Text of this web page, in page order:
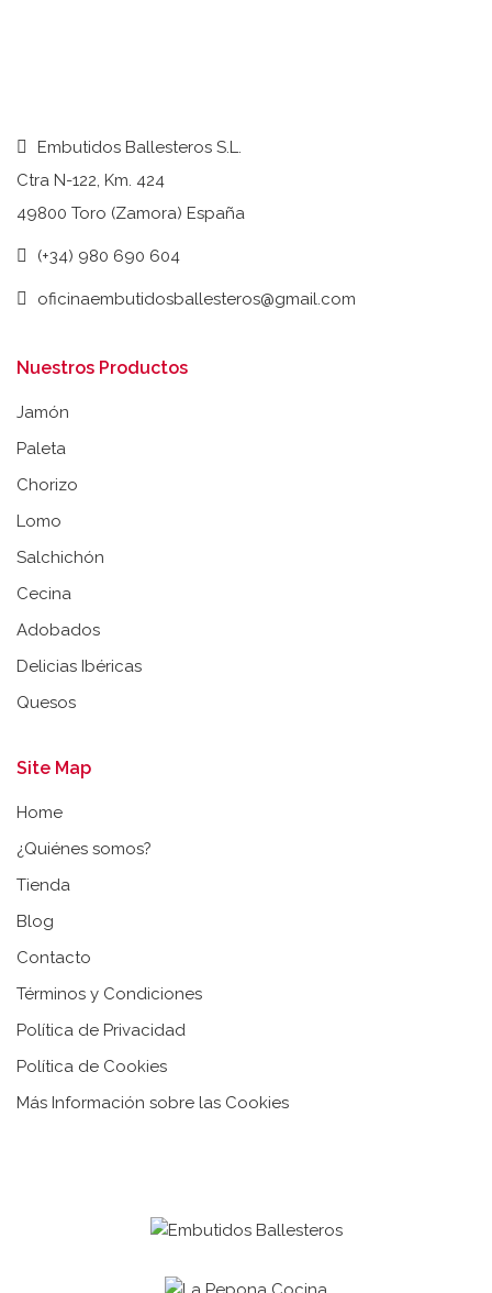
Embutidos Ballesteros S.L.
Ctra N-122, Km. 424
49800 Toro (Zamora) España
(+34) 980 690 604
oficinaembutidosballesteros@gmail.com
Nuestros Productos
Jamón
Paleta
Chorizo
Lomo
Salchichón
Cecina
Adobados
Delicias Ibéricas
Quesos
Site Map
Home
¿Quiénes somos?
Tienda
Blog
Contacto
Términos y Condiciones
Política de Privacidad
Política de Cookies
Más Información sobre las Cookies